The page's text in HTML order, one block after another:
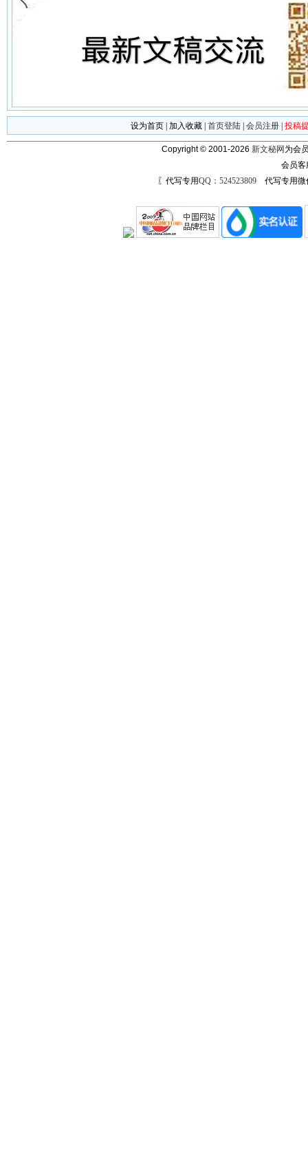
设为首页 加入收藏 首页登陆 会员注册 投稿
Copyright © 2001-2026 新文秘网 为会
会员
〖代写专用QQ：524523809代写专用微